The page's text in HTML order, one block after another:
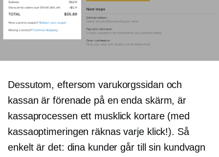
Dessutom, eftersom varukorgssidan och
kassan är förenade på en enda skärm, är
kassaprocessen ett musklick kortare (med
kassaoptimeringen räknas varje klick!). Så
enkelt är det: dina kunder går till sin kundvagn